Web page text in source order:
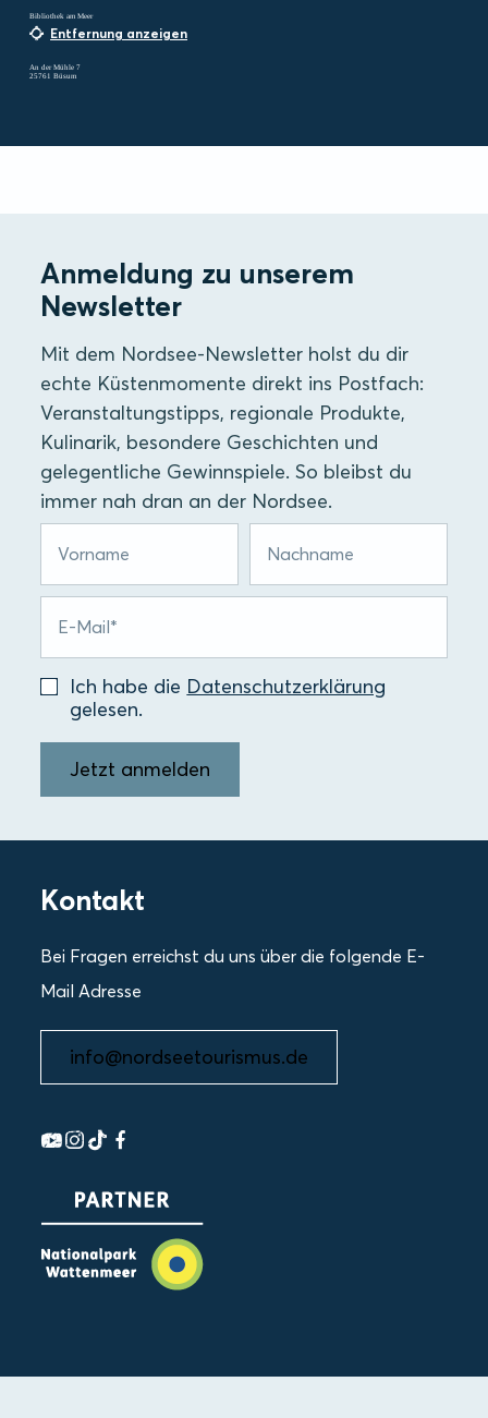
Bibliothek am Meer
Entfernung anzeigen
An der Mühle 7
25761 Büsum
Anmeldung zu unserem
Newsletter
Mit dem Nordsee-Newsletter holst du dir
echte Küstenmomente direkt ins Postfach:
Veranstaltungstipps, regionale Produkte,
Kulinarik, besondere Geschichten und
gelegentliche Gewinnspiele. So bleibst du
immer nah dran an der Nordsee.
Ich habe die Datenschutzerklärung
gelesen.
Jetzt anmelden
Kontakt
Bei Fragen erreichst du uns über die folgende E-
Mail Adresse
info@nordseetourismus.de